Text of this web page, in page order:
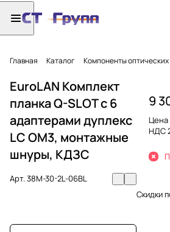
Главная Каталог Компоненты
EuroLAN Комплект
планка Q-SLOT с 6
адаптерами дуплекс
LC OM3, монтажные
шнуры, КДЗС
Арт.38M-30-2L-06BL
9
Цена
НДС
Скидки